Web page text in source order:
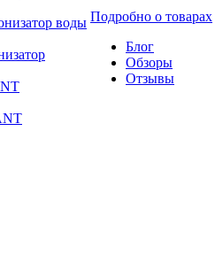
воды Подробно о товарах
Блог
Обзоры
Отзывы